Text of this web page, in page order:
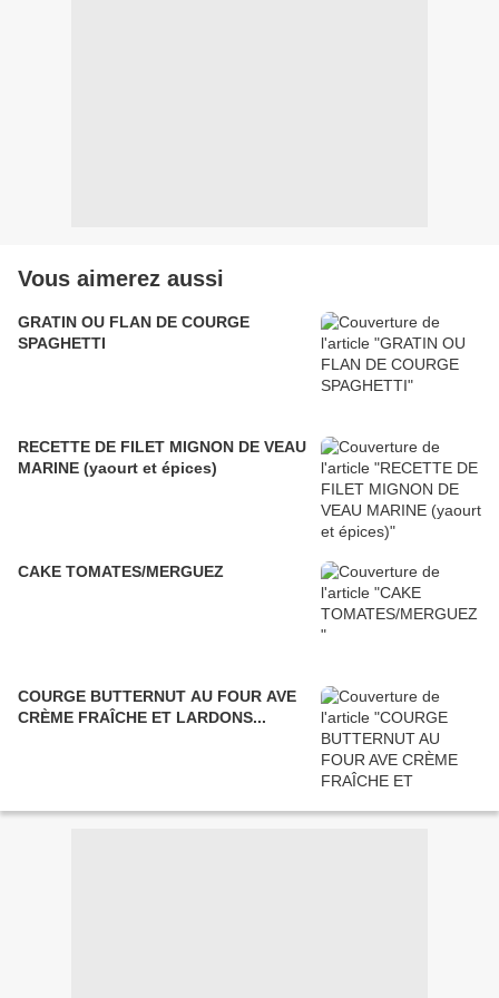
Vous aimerez aussi
GRATIN OU FLAN DE COURGE
SPAGHETTI
RECETTE DE FILET MIGNON DE VEAU
MARINE (yaourt et épices)
CAKE TOMATES/MERGUEZ
COURGE BUTTERNUT AU FOUR AVE
CRÈME FRAÎCHE ET LARDONS...